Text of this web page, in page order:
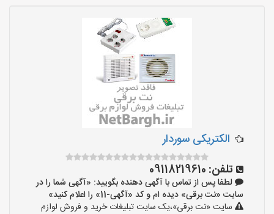
الکتریکی سوردار
تلفن: 09118219610
لطفا پس از تماس با آگهی دهنده بگویید: «آگهی شما را در
سایت «نت برقی» دیده ام و کد «آگهی-11» را اعلام کنید»
سایت «نت برقی»،یک سایت تبلیغات خرید و فروش لوازم